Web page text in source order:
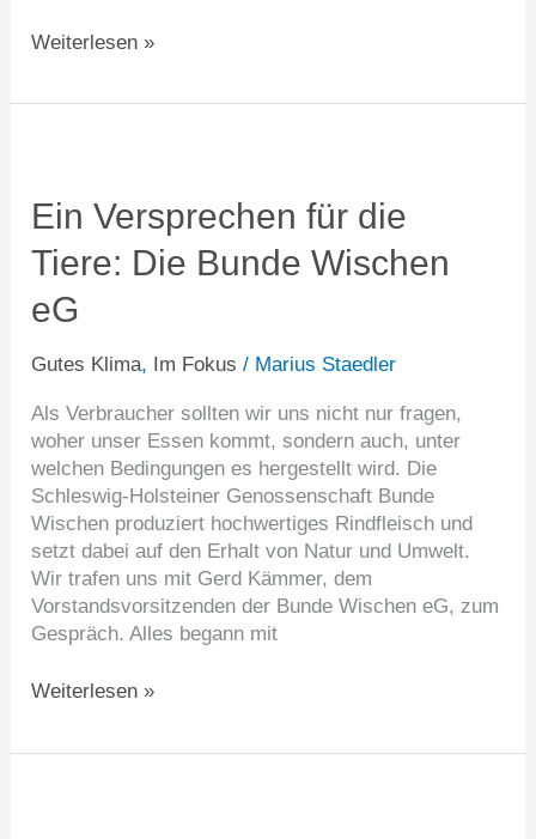
Weiterlesen »
Ein Versprechen für die
Tiere: Die Bunde Wischen
eG
Gutes Klima, Im Fokus / Marius Staedler
Als Verbraucher sollten wir uns nicht nur fragen,
woher unser Essen kommt, sondern auch, unter
welchen Bedingungen es hergestellt wird. Die
Schleswig-Holsteiner Genossenschaft Bunde
Wischen produziert hochwertiges Rindfleisch und
setzt dabei auf den Erhalt von Natur und Umwelt.
Wir trafen uns mit Gerd Kämmer, dem
Vorstandsvorsitzenden der Bunde Wischen eG, zum
Gespräch. Alles begann mit
für
die
Tiere:
Bunde
eG
Weiterlesen »